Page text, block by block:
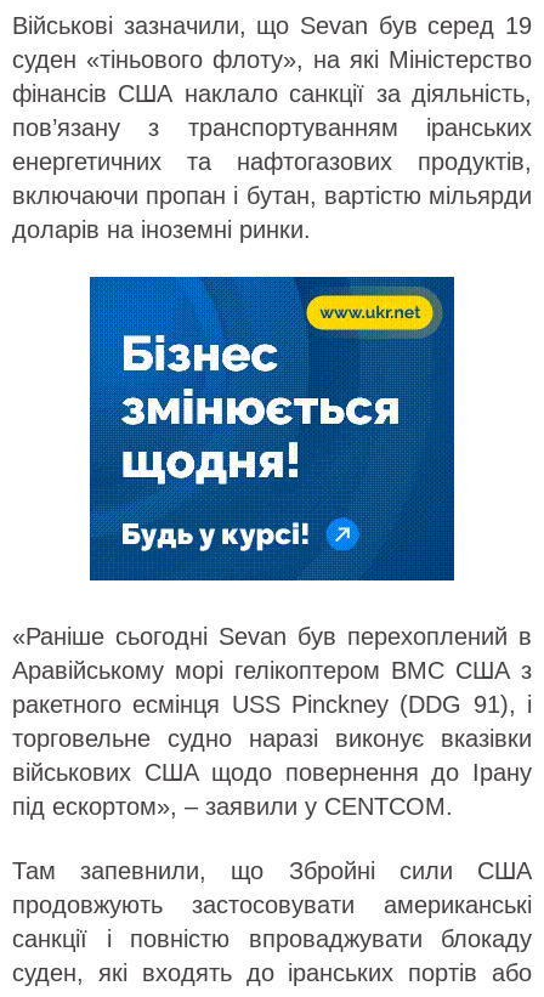
Військові зазначили, що Sevan був серед 19
суден «тіньового флоту», на які Міністерство
фінансів США наклало санкції за діяльність,
пов’язану з транспортуванням іранських
енергетичних та нафтогазових продуктів,
включаючи пропан і бутан, вартістю мільярди
доларів на іноземні ринки.
«Раніше сьогодні Sevan був перехоплений в
Аравійському морі гелікоптером ВМС США з
ракетного есмінця USS Pinckney (DDG 91), і
торговельне судно наразі виконує вказівки
військових США щодо повернення до Ірану
під ескортом», – заявили у CENTCOM.
Там запевнили, що Збройні сили США
продовжують застосовувати американські
санкції і повністю впроваджувати блокаду
суден, які входять до іранських портів або